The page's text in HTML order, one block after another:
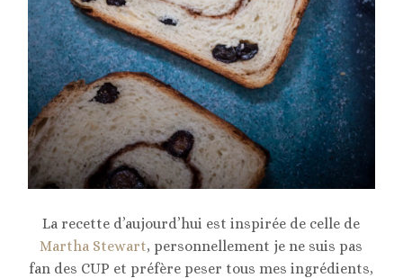
La recette d’aujourd’hui est inspirée de celle de
Martha Stewart, personnellement je ne suis pas
fan des CUP et préfère peser tous mes ingrédients,